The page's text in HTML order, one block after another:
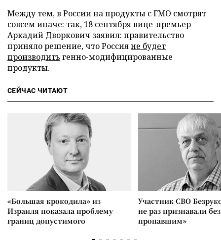
Между тем, в России на продукты с ГМО смотрят
совсем иначе: так, 18 сентября вице-премьер
Аркадий Дворкович заявил: правительство
приняло решение, что Россияне будет
производить генно-модифицированные
продукты.
СЕЙЧАС ЧИТАЮТ
«Большая крокодила» из
Израиля показала проблему
границ допустимого
Участник СВО
не раз признавали
пропавшим»